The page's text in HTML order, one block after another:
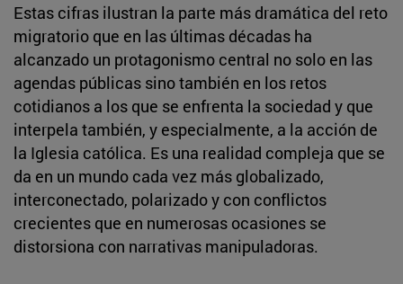
Estas cifras ilustran la parte más dramática del reto
migratorio que en las últimas décadas ha
alcanzado un protagonismo central no solo en las
agendas públicas sino también en los retos
cotidianos a los que se enfrenta la sociedad y que
interpela también, y especialmente, a la acción de
la Iglesia católica. Es una realidad compleja que se
da en un mundo cada vez más globalizado,
interconectado, polarizado y con conflictos
crecientes que en numerosas ocasiones se
distorsiona con narrativas manipuladoras.